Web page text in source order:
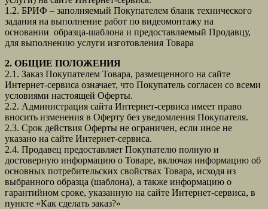
1.2. БРИФ – заполняемый Покупателем бланк технического
задания на выполнение работ по видеомонтажу на
основании образца-шаблона и предоставляемый Продавцу,
для выполнению услуги изготовления Товара
2. ОБЩИЕ ПОЛОЖЕНИЯ
2.1. Заказ Покупателем Товара, размещенного на сайте
Интернет-сервиса означает, что Покупатель согласен со всеми
условиями настоящей Оферты.
2.2. Администрация сайта Интернет-сервиса имеет право
вносить изменения в Оферту без уведомления Покупателя.
2.3. Срок действия Оферты не ограничен, если иное не
указано на сайте Интернет-сервиса.
2.4. Продавец предоставляет Покупателю полную и
достоверную информацию о Товаре, включая информацию об
основных потребительских свойствах Товара, исходя из
выбранного образца (шаблона), а также информацию о
гарантийном сроке, указанную на сайте Интернет-сервиса, в
пункте «Как сделать заказ?»